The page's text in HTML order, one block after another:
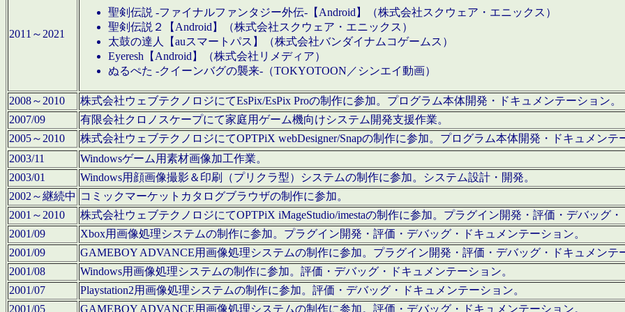
2011～2021
聖剣伝説 -ファイナルファンタジー外伝-【Android】（株式会社スクウェア・エニックス）
聖剣伝説２【Android】（株式会社スクウェア・エニックス）
太鼓の達人【auスマートパス】（株式会社バンダイナムコゲームス）
Eyeresh【Android】（株式会社リメディア）
ぬるぺた -クイーンバグの襲来-（TOKYOTOON／シンエイ動画）
2008～2010
株式会社ウェブテクノロジにてEsPix/EsPix Proの制作に参加。プログラム本体開発・ドキュメンテーション。
2007/09
有限会社クロノスケープにて家庭用ゲーム機向けシステム開発支援作業。
2005～2010
株式会社ウェブテクノロジにてOPTPiX webDesigner/Snapの制作に参加。プログラム本体開発・ドキュメンテ
2003/11
Windowsゲーム用素材画像加工作業。
2003/01
Windows用顔画像撮影＆印刷（プリクラ型）システムの制作に参加。システム設計・開発。
2002～継続中 コミックマーケットカタログブラウザの制作に参加。
2001～2010
株式会社ウェブテクノロジにてOPTPiX iMageStudio/imestaの制作に参加。プラグイン開発・評価・デバッグ
2001/09
Xbox用画像処理システムの制作に参加。プラグイン開発・評価・デバッグ・ドキュメンテーション。
2001/09
GAMEBOY ADVANCE用画像処理システムの制作に参加。プラグイン開発・評価・デバッグ・ドキュメンテ
2001/08
Windows用画像処理システムの制作に参加。評価・デバッグ・ドキュメンテーション。
2001/07
Playstation2用画像処理システムの制作に参加。評価・デバッグ・ドキュメンテーション。
2001/05
GAMEBOY ADVANCE用画像処理システムの制作に参加。評価・デバッグ・ドキュメンテーション。